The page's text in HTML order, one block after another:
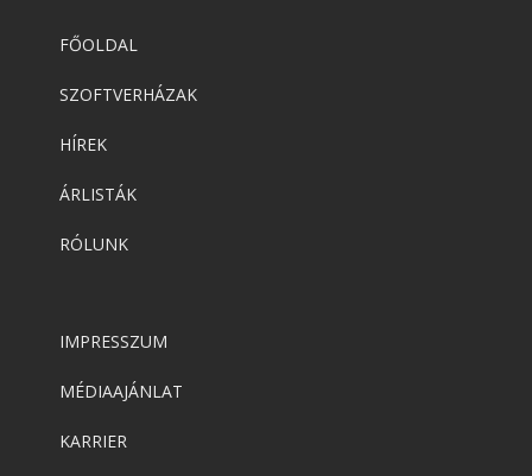
FŐOLDAL
SZOFTVERHÁZAK
HÍREK
ÁRLISTÁK
RÓLUNK
IMPRESSZUM
MÉDIAAJÁNLAT
KARRIER